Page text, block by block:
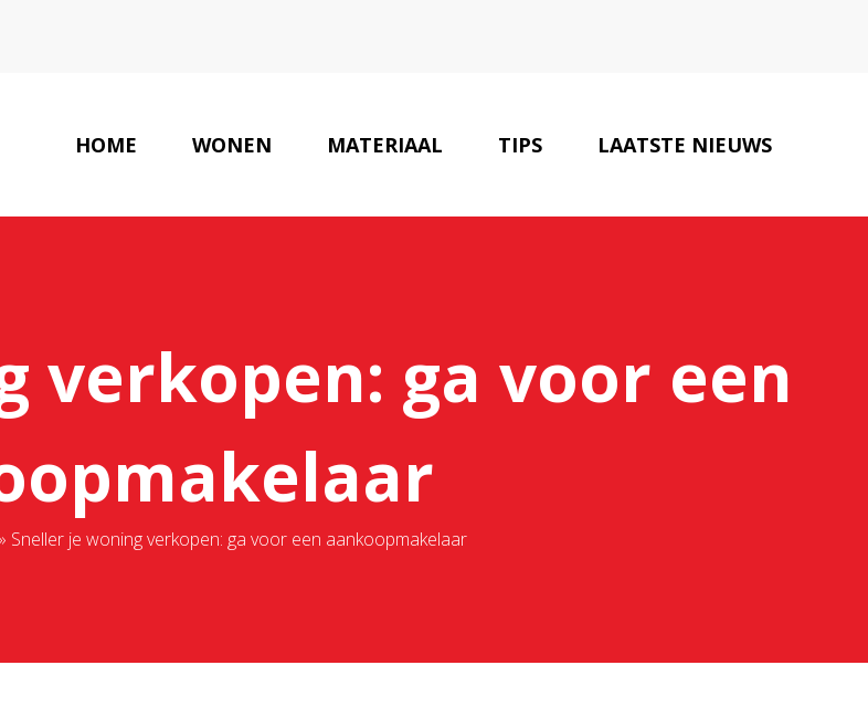
HOME WONEN MATERIAAL TIPS LAATSTE NIEUWS
verkopen: ga voor een
Sneller je woning verkopen: ga voor een aankoopmakelaar